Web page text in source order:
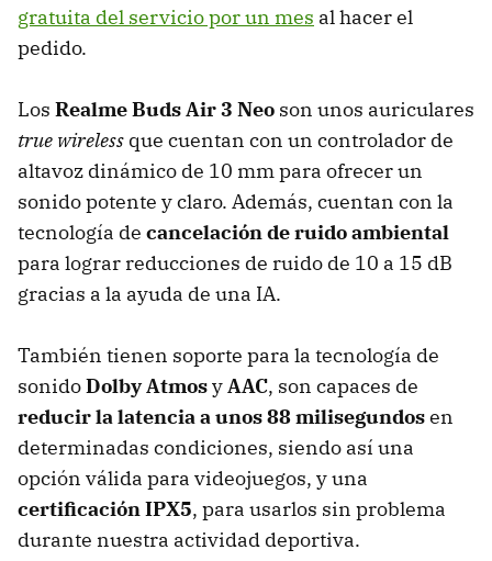
gratuita del servicio por un mes al hacer el
pedido.
Los Realme Buds Air 3 Neo son unos auriculares
true wireless que cuentan con un controlador de
altavoz dinámico de 10 mm para ofrecer un
sonido potente y claro. Además, cuentan con la
tecnología de cancelación de ruido ambiental
para lograr reducciones de ruido de 10 a 15 dB
gracias a la ayuda de una IA.
También tienen soporte para la tecnología de
sonidoDolby AtmosyAAC, son capaces de
reducir la latencia a unos 88 milisegundosen
determinadas condiciones, siendo así una
opción válida para videojuegos, y una
certificación IPX5, para usarlos sin problema
durante nuestra actividad deportiva.